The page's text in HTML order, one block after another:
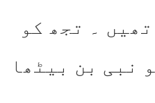
۔ تجھ کو
نبی بن بیٹھا